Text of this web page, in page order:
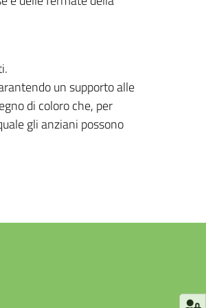
un supporto alle
di coloro che, per
gli anziani possono